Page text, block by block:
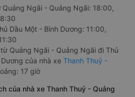
Quảng Ngãi - Quảng Ngãi: 18:00,
Dầu Một - Bình Dương: 11:00,
Quảng Ngãi - Quảng Ngãi đi Thủ
của nhà xe Thanh Thuỷ -
17 giờ
của nhà xe Thanh Thuỷ - Quảng